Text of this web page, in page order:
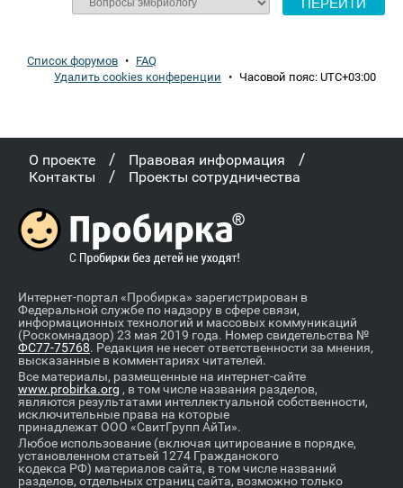
Список форумов • FAQ
Удалить cookies конференции • Часовой пояс: UTC+03:00
О проекте / Правовая информация /
Контакты / Проекты сотрудничества
Интернет-портал «Пробирка» зарегистрирован в
Федеральной службе по надзору в сфере связи,
информационных технологий и массовых коммуникаций
(Роскомнадзор) 23 мая 2019 года. Номер свидетельства №
ФС77-75768. Редакция не несет ответственности за мнения,
высказанные в комментариях читателей.
Все материалы, размещенные на интернет-сайте
www.probirka.org , в том числе названия разделов,
являются результатами интеллектуальной собственности,
исключительные права на которые
принадлежат ООО «СвитГрупп АйТи».
Любое использование (включая цитирование в порядке,
установленном статьей 1274 Гражданского
кодекса РФ) материалов сайта, в том числе названий
разделов, отдельных страниц сайта, возможно только